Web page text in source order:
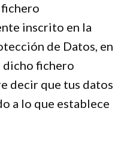
inscrito en la
de Datos, en
dicho fichero
decir que tus datos
a lo que establece